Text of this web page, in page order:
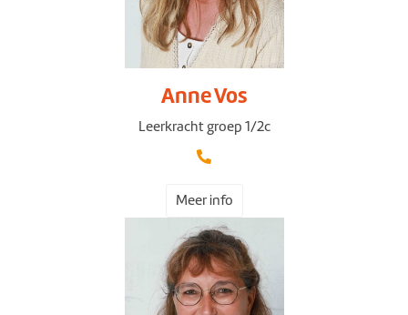
Anne Vos
Leerkracht groep 1/2c
Meer info